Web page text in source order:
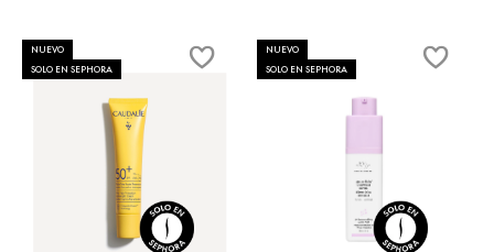
CON
PROTECCIÓN
SOLAR
NUEVO
SOLO EN SEPHORA
Ver más
NUEVO
SOLO EN SEPHORA
Ver más